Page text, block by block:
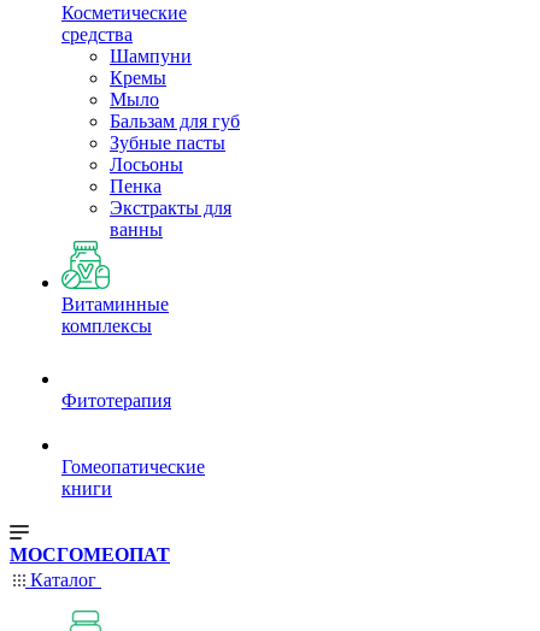
Косметические
средства
Шампуни
Кремы
Мыло
Бальзам для губ
Зубные пасты
Лосьоны
Пенка
Экстракты для
ванны
Витаминные
комплексы
Фитотерапия
Гомеопатические
книги
МОСГОМЕОПАТ
Каталог